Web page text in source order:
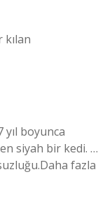
kılan
yıl boyunca
siyah bir kedi. …
fazla